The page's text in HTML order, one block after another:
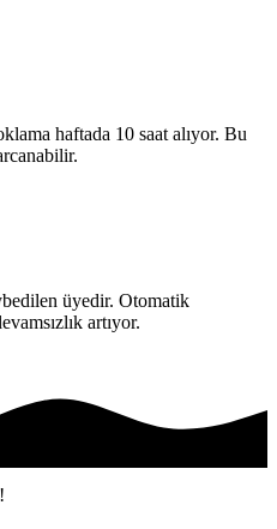
haftada 10 saat alıyor. Bu
üyedir. Otomatik
artıyor.